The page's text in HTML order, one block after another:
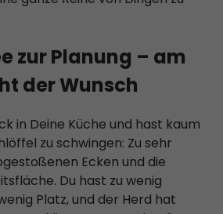
zur Planung – am
der Wunsch
in Deine Küche und hast kaum
zu schwingen: Zu sehr
Ecken und die
Du hast zu wenig
Platz, und der Herd hat
grundlegende Funktionen und
Funktion der Website erforderlich.
Informationen anzeigen
Informationen anonym. Diese
zu verstehen, wie unsere Besucher
Informationen anzeigen